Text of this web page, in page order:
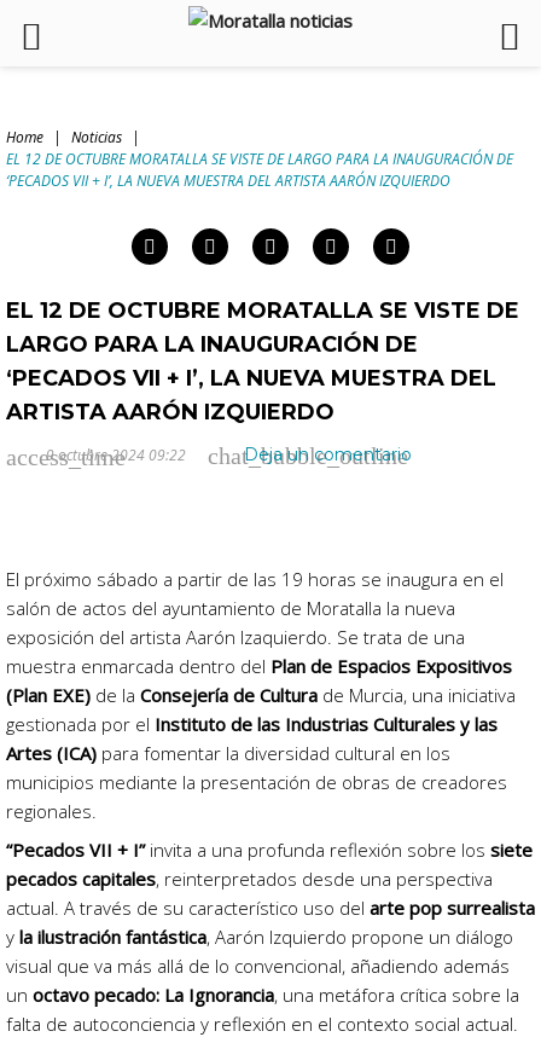
to
content
Home | Noticias
|
EL 12 DE OCTUBRE MORATALLA SE VISTE DE LARGO PARA LA INAUGURACIÓN DE
‘PECADOS VII + I’, LA NUEVA MUESTRA DEL ARTISTA AARÓN IZQUIERDO
FacebookTwitter Google+LinkedInPinterest
EL 12 DE OCTUBRE MORATALLA SE VISTE DE
LARGO PARA LA INAUGURACIÓN DE
‘PECADOS VII + I’, LA NUEVA MUESTRA DEL
ARTISTA AARÓN IZQUIERDO
access_time
9 octubre 2024 09:22 chat_bubble_outline
Deja un comentario
El próximo sábado a partir de las 19 horas se inaugura en el
salón de actos del ayuntamiento de Moratalla la nueva
exposición del artista Aarón Izaquierdo. Se trata de una
muestra enmarcada dentro del Plan de Espacios Expositivos
(Plan EXE) de la Consejería de Cultura de Murcia, una iniciativa
gestionada por el Instituto de las Industrias Culturales y las
Artes (ICA) para fomentar la diversidad cultural en los
municipios mediante la presentación de obras de creadores
regionales.
“Pecados VII + I” invita a una profunda reflexión sobre los siete
pecados capitales, reinterpretados desde una perspectiva
actual. A través de su característico uso del arte pop surrealista
y la ilustración fantástica, Aarón Izquierdo propone un diálogo
visual que va más allá de lo convencional, añadiendo además
un octavo pecado: La Ignorancia, una metáfora crítica sobre la
falta de autoconciencia y reflexión en el contexto social actual.